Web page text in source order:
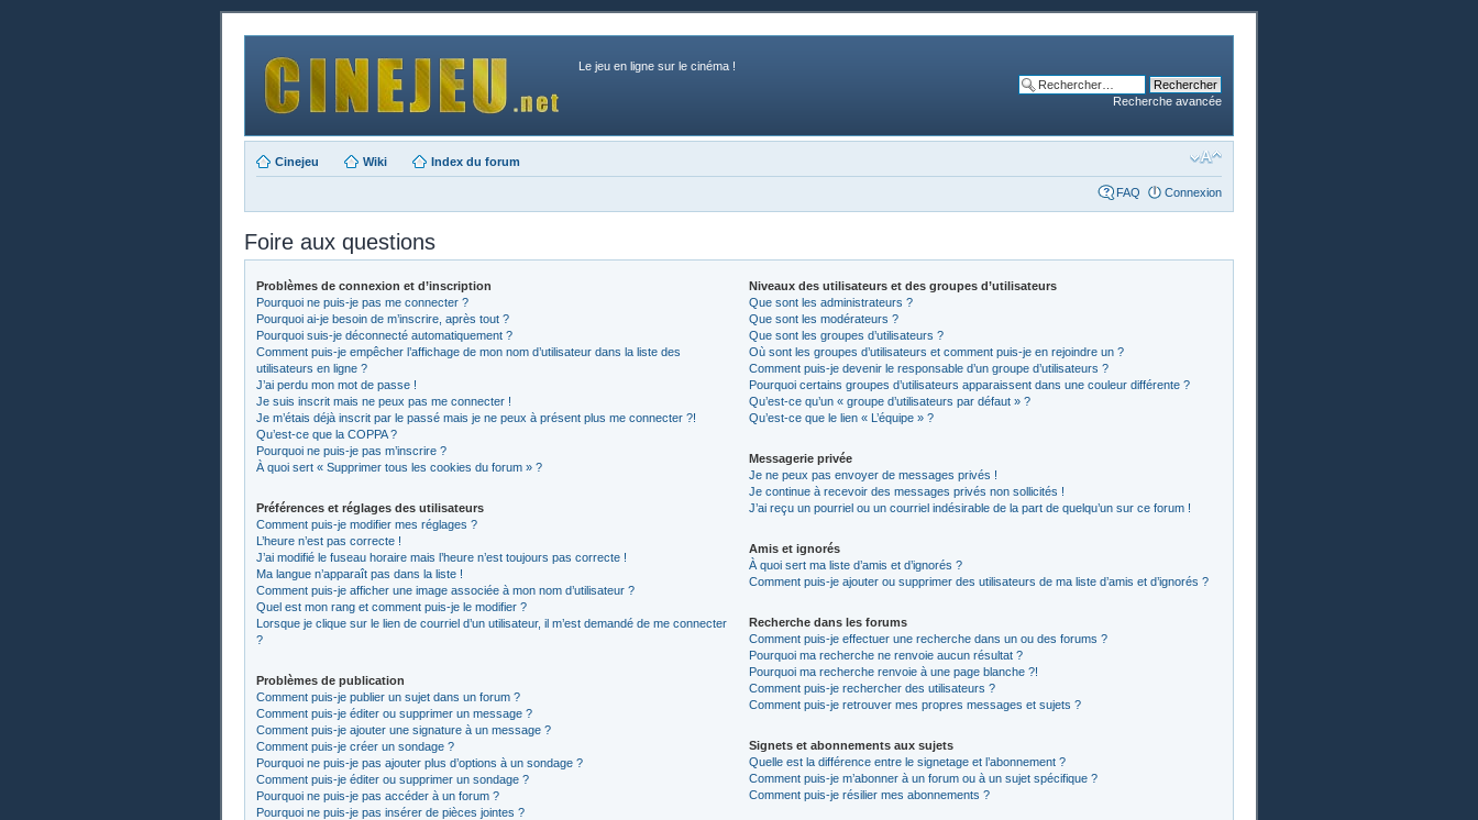
Le jeu en ligne sur le cinéma !
Recherche avancée
Cinejeu Wiki Index du forum
FAQ Connexion
Foire aux questions
Problèmes de connexion et d’inscription
Pourquoi ne puis-je pas me connecter ?
Pourquoi ai-je besoin de m’inscrire, après tout ?
Pourquoi suis-je déconnecté automatiquement ?
Comment puis-je empêcher l’affichage de mon nom d’utilisateur dans la liste des
utilisateurs en ligne ?
J’ai perdu mon mot de passe !
Je suis inscrit mais ne peux pas me connecter !
Je m’étais déjà inscrit par le passé mais je ne peux à présent plus me connecter ?!
Qu’est-ce que la COPPA ?
Pourquoi ne puis-je pas m’inscrire ?
À quoi sert « Supprimer tous les cookies du forum » ?
Préférences et réglages des utilisateurs
Comment puis-je modifier mes réglages ?
L’heure n’est pas correcte !
J’ai modifié le fuseau horaire mais l’heure n’est toujours pas correcte !
Ma langue n’apparaît pas dans la liste !
Comment puis-je afficher une image associée à mon nom d’utilisateur ?
Quel est mon rang et comment puis-je le modifier ?
Lorsque je clique sur le lien de courriel d’un utilisateur, il m’est demandé de me connecter
?
Problèmes de publication
Comment puis-je publier un sujet dans un forum ?
Comment puis-je éditer ou supprimer un message ?
Comment puis-je ajouter une signature à un message ?
Comment puis-je créer un sondage ?
Pourquoi ne puis-je pas ajouter plus d’options à un sondage ?
Comment puis-je éditer ou supprimer un sondage ?
Pourquoi ne puis-je pas accéder à un forum ?
Pourquoi ne puis-je pas insérer de pièces jointes ?
Niveaux des utilisateurs et des groupes d’utilisateurs
Que sont les administrateurs ?
Que sont les modérateurs ?
Que sont les groupes d’utilisateurs ?
Où sont les groupes d’utilisateurs et comment puis-je en rejoindre un ?
Comment puis-je devenir le responsable d’un groupe d’utilisateurs ?
Pourquoi certains groupes d’utilisateurs apparaissent dans une couleur différente ?
Qu’est-ce qu’un « groupe d’utilisateurs par défaut » ?
Qu’est-ce que le lien « L’équipe » ?
Messagerie privée
Je ne peux pas envoyer de messages privés !
Je continue à recevoir des messages privés non sollicités !
J’ai reçu un pourriel ou un courriel indésirable de la part de quelqu’un sur ce forum !
Amis et ignorés
À quoi sert ma liste d’amis et d’ignorés ?
Comment puis-je ajouter ou supprimer des utilisateurs de ma liste d’amis et d’ignorés ?
Recherche dans les forums
Comment puis-je effectuer une recherche dans un ou des forums ?
Pourquoi ma recherche ne renvoie aucun résultat ?
Pourquoi ma recherche renvoie à une page blanche ?!
Comment puis-je rechercher des utilisateurs ?
Comment puis-je retrouver mes propres messages et sujets ?
Signets et abonnements aux sujets
Quelle est la différence entre le signetage et l’abonnement ?
Comment puis-je m’abonner à un forum ou à un sujet spécifique ?
Comment puis-je résilier mes abonnements ?